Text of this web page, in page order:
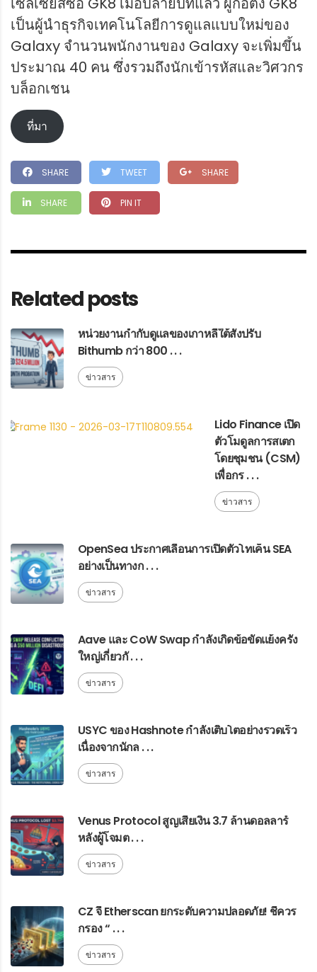
เป็นผู้นำธุรกิจเทคโนโลยีการดูแลแบบใหม่ของ
Galaxy จำนวนพนักงานของ Galaxy จะเพิ่มขึ้น
ประมาณ 40 คน ซึ่งรวมถึงนักเข้ารหัสและวิศวกร
บล็อกเชน
ที่มา
SHARE TWEET SHARE
SHARE PIN IT
Related posts
หน่วยงานกำกับดูแลของเกาหลีใต้สั่งปรับ
Bithumb กว่า 800 . . .
ข่าวสาร
Lido Finance เปิด
ตัวโมดูลการสเตก
โดยชุมชน (CSM)
เพื่อกร . . .
ข่าวสาร
OpenSea ประกาศเลื่อนการเปิดตัวโทเค็น SEA
อย่างเป็นทางก . . .
ข่าวสาร
Aave และ CoW Swap กำลังเกิดข้อขัดแย้งครั้ง
ใหญ่เกี่ยวกั . . .
ข่าวสาร
USYC ของ Hashnote กำลังเติบโตอย่างรวดเร็ว
เนื่องจากนักล . . .
ข่าวสาร
Venus Protocol สูญเสียเงิน 3.7 ล้านดอลลาร์
หลังผู้โจมต . . .
ข่าวสาร
CZ จี้ Etherscan ยกระดับความปลอดภัย! ชี้ควร
กรอง “ . . .
ข่าวสาร